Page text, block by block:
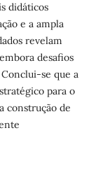
didáticos
e a ampla
revelam
desafios
se que a
para o
construção de